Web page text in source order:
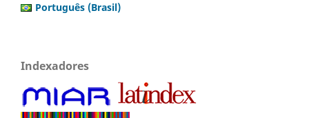
Português (Brasil)
Indexadores